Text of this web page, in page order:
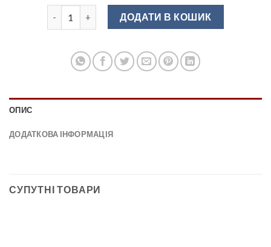
UZ-CRA14-128 Ручка меблева хром / крістали
ДОДАТИ В КОШИК
ОПИС
ДОДАТКОВА ІНФОРМАЦІЯ
СУПУТНІ ТОВАРИ